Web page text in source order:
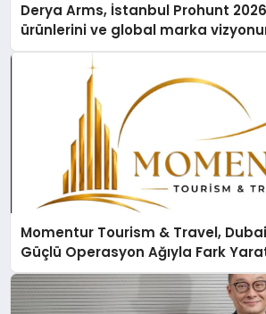
Derya Arms, İstanbul Prohunt
ürünlerini ve global marka
Momentur Tourism & Travel,
Güçlü Operasyon Ağıyla Fark